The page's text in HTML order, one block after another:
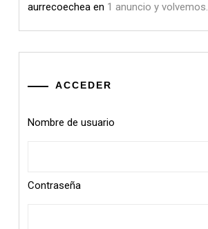
aurrecoechea en 1 anuncio y volvemos.
ACCEDER
Nombre de usuario
Contraseña